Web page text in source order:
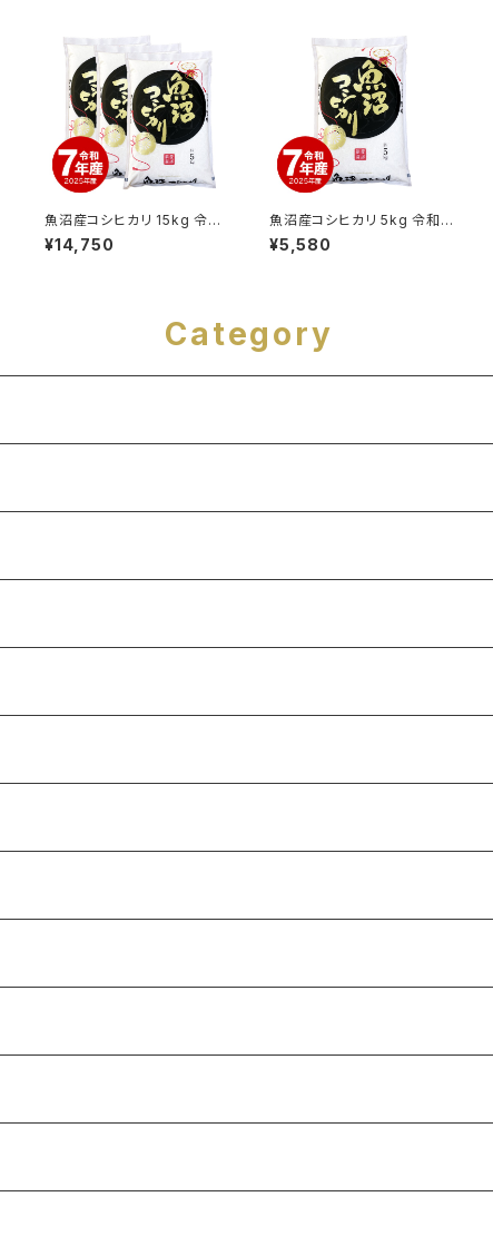
魚沼産コシヒカリ 15kg 令和
7年産
¥14,750
魚沼産コシヒカリ 5kg 令和7
年産
¥5,580
Category